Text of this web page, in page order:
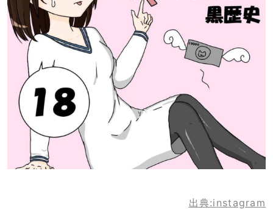
出典:instagram